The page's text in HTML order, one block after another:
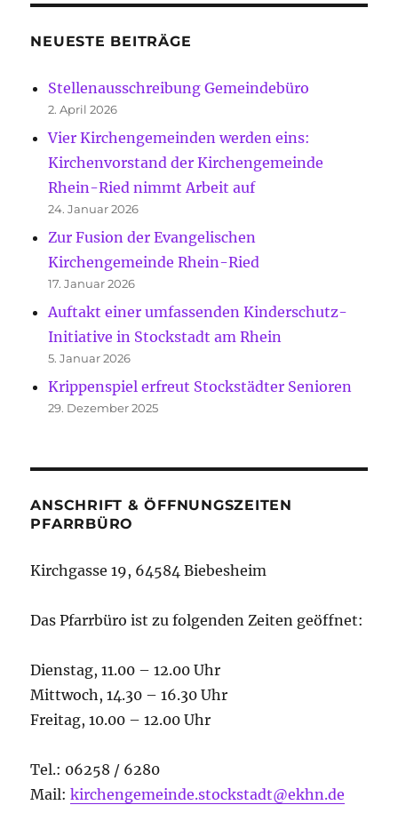
NEUESTE BEITRÄGE
Stellenausschreibung Gemeindebüro
2. April 2026
Vier Kirchengemeinden werden eins:
Kirchenvorstand der Kirchengemeinde
Rhein-Ried nimmt Arbeit auf
24. Januar 2026
Zur Fusion der Evangelischen
Kirchengemeinde Rhein-Ried
17. Januar 2026
Auftakt einer umfassenden Kinderschutz-
Initiative in Stockstadt am Rhein
5. Januar 2026
Krippenspiel erfreut Stockstädter Senioren
29. Dezember 2025
ANSCHRIFT & ÖFFNUNGSZEITEN
PFARRBÜRO
Kirchgasse 19, 64584 Biebesheim
Das Pfarrbüro ist zu folgenden Zeiten geöffnet:
Dienstag, 11.00 – 12.00 Uhr
Mittwoch, 14.30 – 16.30 Uhr
Freitag, 10.00 – 12.00 Uhr
Tel.: 06258 / 6280
Mail:kirchengemeinde.stockstadt@ekhn.de